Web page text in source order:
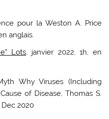
pour la Weston A. Price
anglais.
Lots, janvier 2022, 1h, en
Why Viruses (Including
of Disease, Thomas S.
Dec 2020